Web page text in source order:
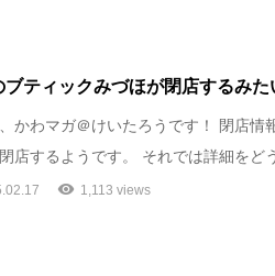
ブティックみづほが閉店するみた
かわマガ＠けいたろうです！ 閉店情
店するようです。 それでは詳細をど
1,113 views